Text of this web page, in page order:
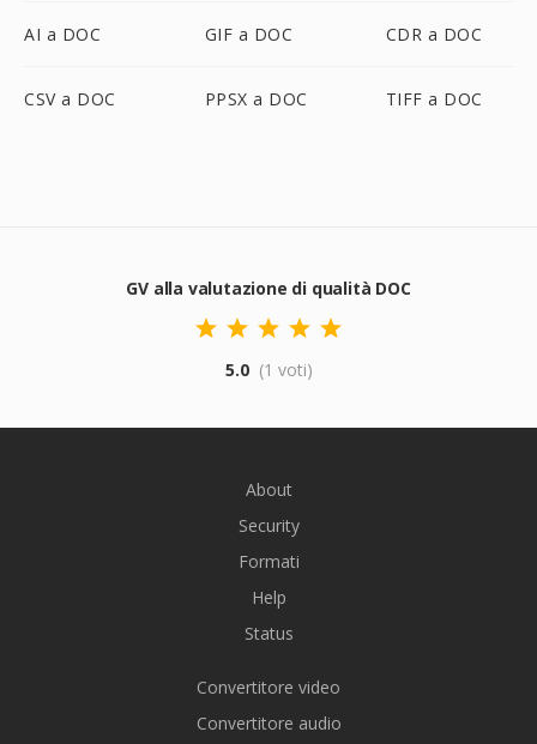
AI a DOC GIF a DOC CDR a DOC
CSV a DOC PPSX a DOC TIFF a DOC
GV alla valutazione di qualità DOC
5.0 (1 voti)
About
Security
Formati
Help
Status
Convertitore video
Convertitore audio